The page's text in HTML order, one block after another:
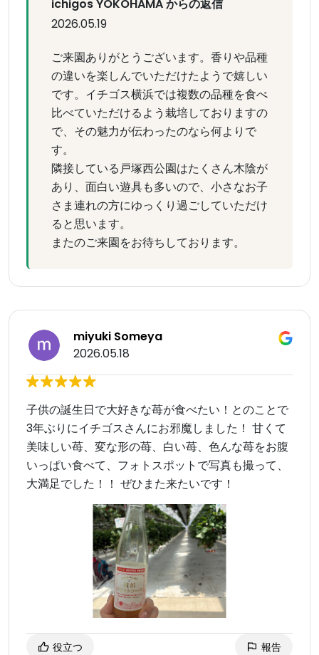
ichigos YOKOHAMA からの返信
2026.05.19
ご来園ありがとうございます。香りや品種
の違いを楽しんでいただけたようで嬉しい
です。イチゴス横浜では複数の品種を食べ
比べていただけるよう栽培しておりますの
で、その魅力が伝わったのなら何よりで
す。
隣接している戸塚西公園はたくさん木陰が
あり、面白い遊具も多いので、小さなお子
さま連れの方にゆっくり過ごしていただけ
ると思います。
またのご来園をお待ちしております。
miyuki Someya
2026.05.18
子供の誕生日で大好きな苺が食べたい！とのことで
3年ぶりにイチゴスさんにお邪魔しました！ 甘くて
美味しい苺、変な形の苺、白い苺、色んな苺をお腹
いっぱい食べて、フォトスポットで写真も撮って、
大満足でした！！ ぜひまた来たいです！
役立つ 報告